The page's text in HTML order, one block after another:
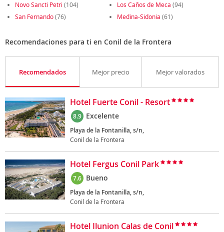
Novo Sancti Petri (104) Los Caños de Meca (94)
San Fernando(76) Medina-Sidonia (61)
Recomendaciones para ti en Conil de la Frontera
Recomendados Mejor precio Mejor valorados
Hotel Fuerte Conil - Resort
8.9 Excelente
Playa de la Fontanilla, s/n,
Conil de la Frontera
Hotel Fergus Conil Park
7.6 Bueno
Playa de la Fontanilla, s/n,
Conil de la Frontera
Hotel Ilunion Calas de Conil